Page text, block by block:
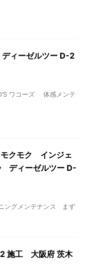
ィーゼルツー D-2
ワコーズ 体感メンテ
クモク インジェ
ディーゼルツー D-
ングメンテナンス まず
施工 大阪府 茨木